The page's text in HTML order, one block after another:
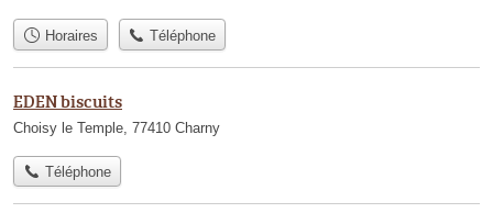
Horaires Téléphone
EDEN biscuits
Choisy le Temple, 77410 Charny
Téléphone